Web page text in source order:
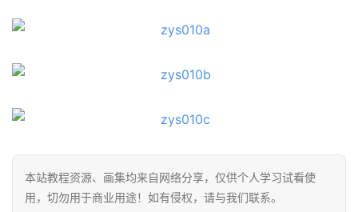
首
页
在
程本站教程资源、画集均来自网络分享，仅供个人学习试看使
用，切勿用于商业用途！如有侵权，请与我们联系。